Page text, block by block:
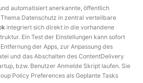
automatisiert anerkannte, öffentlich
Datenschutz in zentral verteilbare
integriert sich direkt in die vorhandene
Ein Test der Einstellungen kann sofort
der Apps, zur Anpassung des
und das Abschalten des ContentDelivery
bzw. Benutzer Anmelde Skript laufen. Sie
Policy Preferences als Geplante Tasks